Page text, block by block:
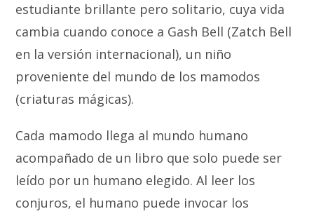
estudiante brillante pero solitario, cuya vida
cambia cuando conoce a Gash Bell (Zatch Bell
en la versión internacional), un niño
proveniente del mundo de los mamodos
(criaturas mágicas).
Cada mamodo llega al mundo humano
acompañado de un libro que solo puede ser
leído por un humano elegido. Al leer los
conjuros, el humano puede invocar los